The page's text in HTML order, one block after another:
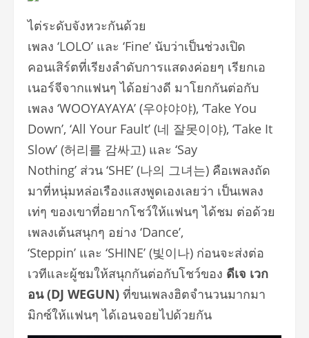
ไต่ระดับจังหวะกันด้วย
เพลง ‘LOLO’ และ ‘Fine’ นับว่าเป็นช่วงเปิด
คอนเสิร์ตที่เรียงลำดับการแสดงค่อยๆ เรียกเอ
เนอร์จีจากแฟนๆ ได้อย่างดี มาโยกกันต่อกับ
เพลง ‘WOOYAYAYA’ (우야야야), ‘Take You
Down’, ‘All Your Fault’ (네 잘못이야), ‘Take It
Slow’ (허리를 감싸고) และ ‘Say
Nothing’ ส่วน ‘SHE’ (나의 그녀는) คือเพลงถัด
มาที่หนุ่มหล่อเรืองแสงพูดเองเลยว่า เป็นเพลง
เท่ๆ ของเขาที่อยากโชว์ให้แฟนๆ ได้ชม ต่อด้วย
เพลงเต้นสนุกๆ อย่าง ‘Dance’,
‘Steppin’ และ ‘SHINE’ (빛이나) ก่อนจะส่งต่อ
เวทีและผู้ชมให้สนุกกันต่อกับโชว์ของ ดีเจ เวก
อน (DJ WEGUN) ที่ขนเพลงฮิตจำนวนมากมา
มิกซ์ให้แฟนๆ ได้เอนจอยไปด้วยกัน